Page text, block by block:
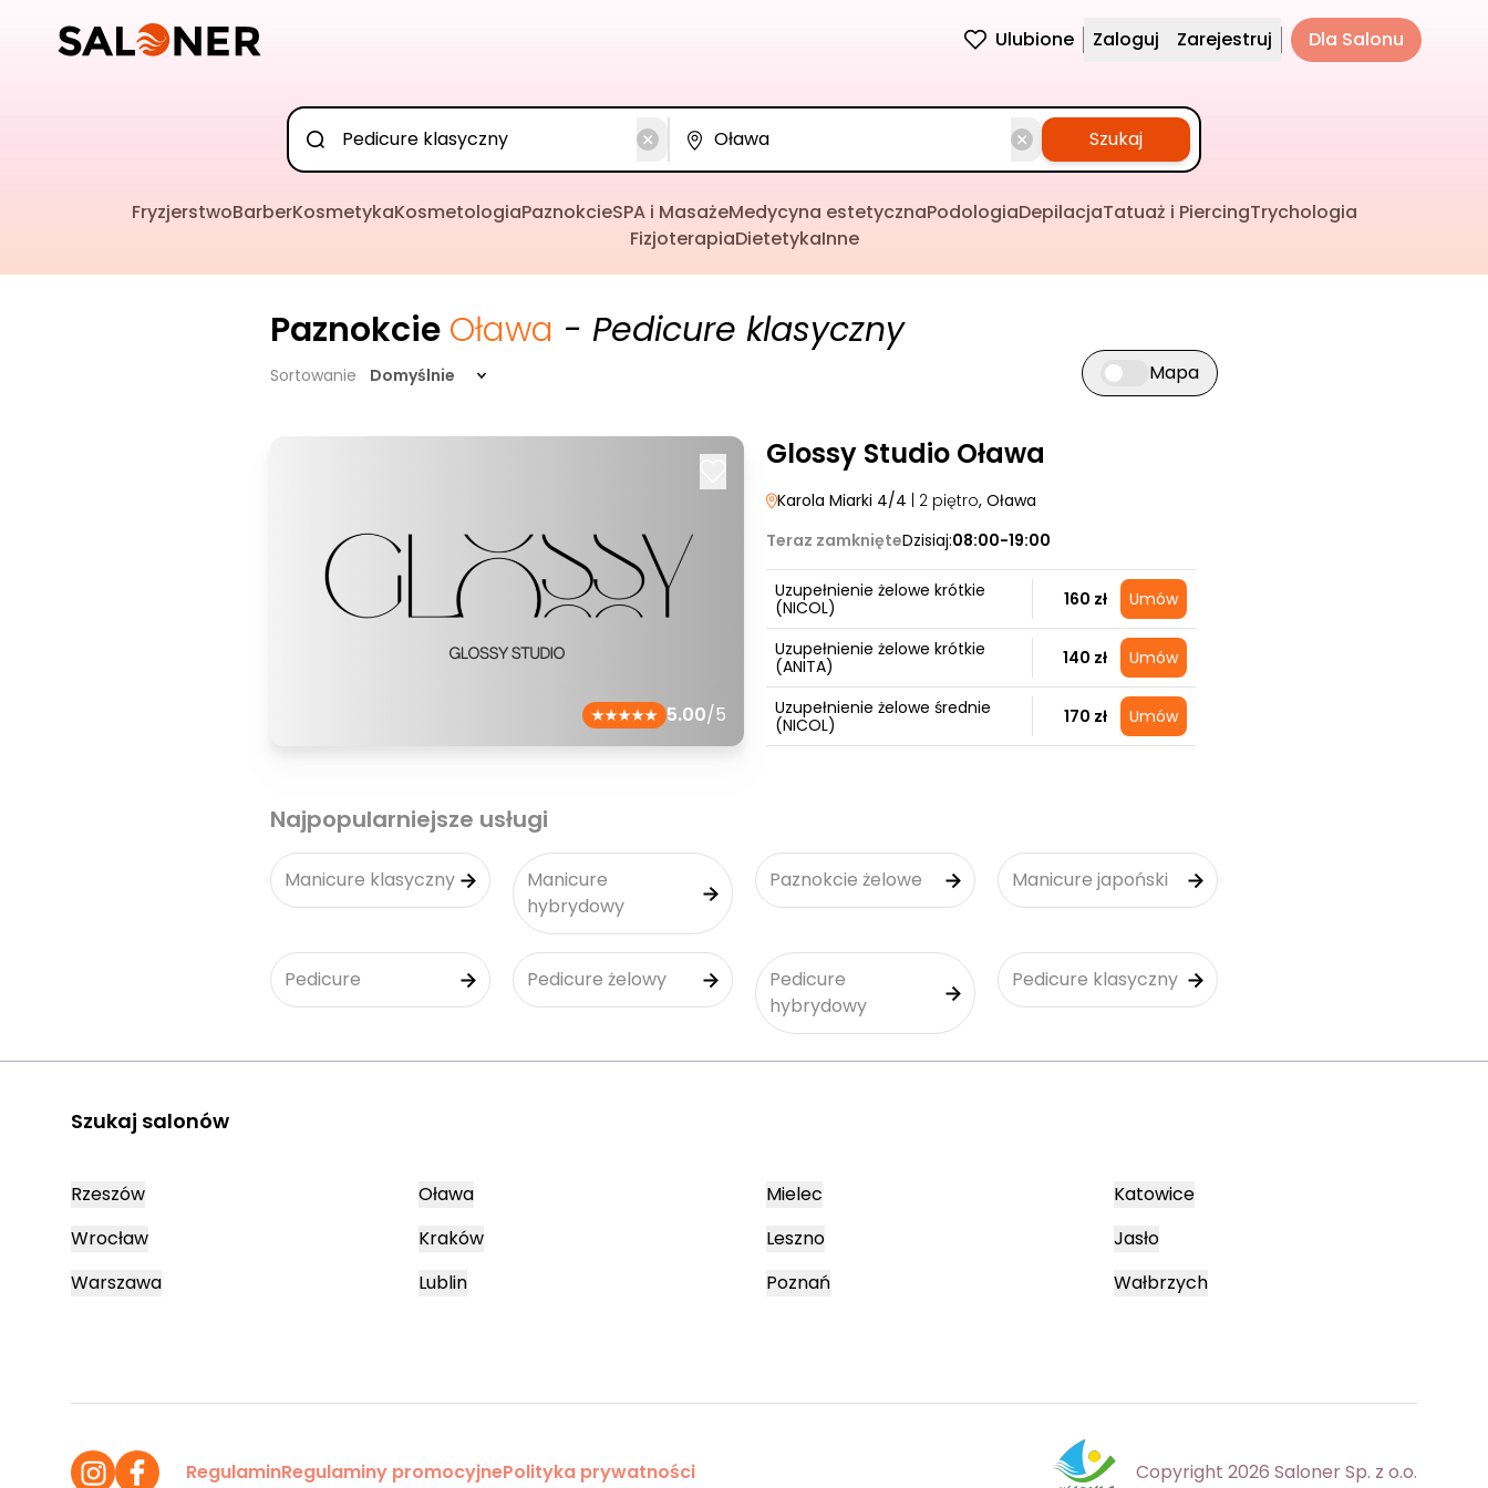
Ulubione Zaloguj Zarejestruj Dla Salonu
Szukaj
FryzjerstwoBarberKosmetykaKosmetologiaPaznokcieSPA i MasażeMedycyna estetycznaPodologiaDepilacjaTatuaż i PiercingTrychologia
FizjoterapiaDietetykaInne
Paznokcie Oława - Pedicure klasyczny
Sortowanie Domyślnie Przełącz widok mapy
Mapa
5.00/5
Glossy Studio Oława
Karola Miarki 4/4 | 2 piętro, Oława
Teraz zamknięteDzisiaj:08:00-19:00
Uzupełnienie żelowe krótkie
(NICOL)
160 zł Umów
Uzupełnienie żelowe krótkie
(ANITA)
140 zł Umów
Uzupełnienie żelowe średnie
(NICOL)
170 zł Umów
Najpopularniejsze usługi
Manicure klasyczny
Manicure
hybrydowy
Paznokcie żelowe Manicure japoński
Pedicure Pedicure żelowy
Pedicure
hybrydowy
Pedicure klasyczny
Szukaj salonów
Rzeszów
Wrocław
Warszawa
Oława
Kraków
Lublin
Mielec
Leszno
Poznań
Katowice
Jasło
Wałbrzych
RegulaminRegulaminy promocyjnePolityka prywatności Copyright 2026 Saloner Sp. z o.o.